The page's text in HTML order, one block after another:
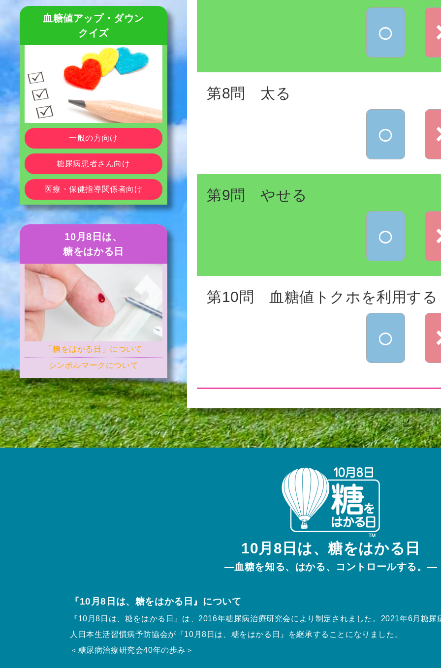
血糖値アップ・ダウン
クイズ
一般の方向け
糖尿病患者さん向け
医療・保健指導関係者向け
10月8日は、
糖をはかる日
「糖をはかる日」について
シンボルマークについて
○
第8問 太る
○
第9問 やせる
○
第10問 血糖値トクホを利用する
○
10月8日は、糖をはかる日
—血糖を知る、はかる、コントロールする。—
『10月8日は、糖をはかる日』について
『10月8日は、糖をはかる日』は、2016年糖尿病治療研究会により制定されました。2021年6月糖
人日本生活習慣病予防協会が『10月8日は、糖をはかる日』を継承することになりました。
＜糖尿病治療研究会40年の歩み＞